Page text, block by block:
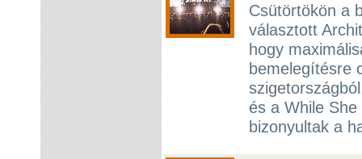
Csütörtökön a
választott
hogy
bemelegítésre
és a While
bizonyultak a